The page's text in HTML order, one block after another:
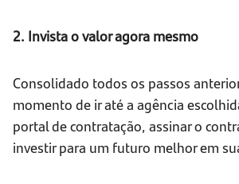
2. Invista o valor agora mesmo
Consolidado todos os passos
momento de ir até a agência
portal de contratação, assinar o
investir para um futuro melhor em